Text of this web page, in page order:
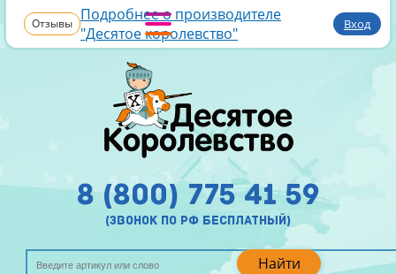
Отзывы Подробнее о производителе
"Десятое королевство"
Вход
Найти
8 (800) 775 41 59
(звонок по рф бесплатный)